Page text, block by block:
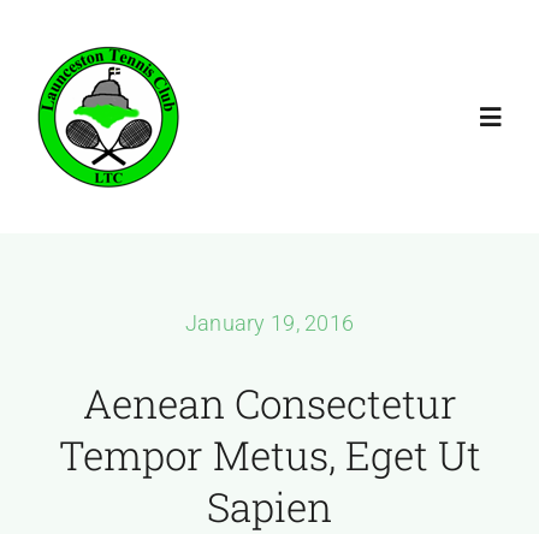
content
Coaching
January 19, 2016
Aenean Consectetur
Tempor Metus, Eget Ut
Sapien